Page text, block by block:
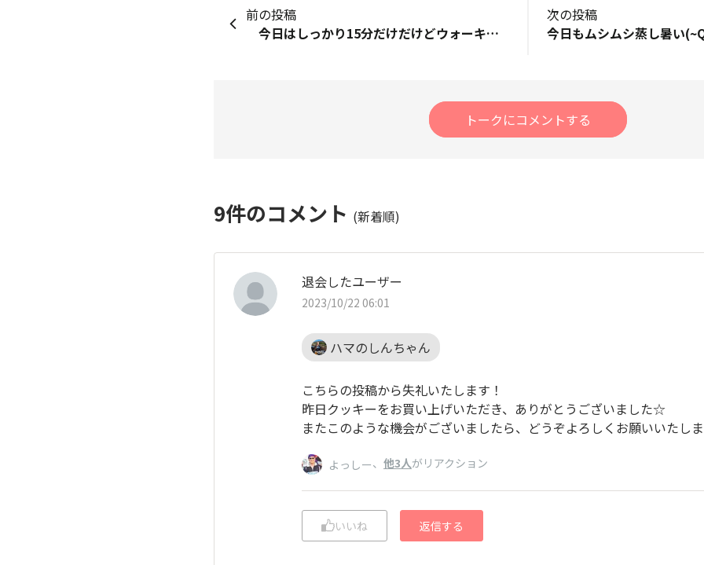
前の投稿
今日はしっかり15分だけだけどウォーキング。うん、膝に違和感ない。 しばらく心肺鍛えてないんで、明日か明後日、30分ほどしっかりビーチ沿い走ってみようかな。
次の投稿
トークにコメントする
9件のコメント (新着順)
退会したユーザー
2023/10/22 06:01
ハマのしんちゃん
こちらの投稿から失礼いたします！
昨日クッキーをお買い上げいただき、ありがとうございました☆
またこのような機会がございましたら、どうぞよろしくお願いいたし
よっしー、 他3人がリアクション
いいね 返信する